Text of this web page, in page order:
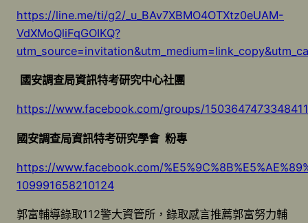
https://line.me/ti/g2/_u_BAv7XBMO4OTXtz0eUAM-
VdXMoQliFqGOIKQ?
國安調查局資訊特考研究中心社團
https://www.facebook.com/groups/1503647473348411
國安調查局資訊特考研究學會 粉專
https://www.facebook.com/
109991658210124
郭富輔導錄取112警大資管所，錄取感言推薦郭富努力輔